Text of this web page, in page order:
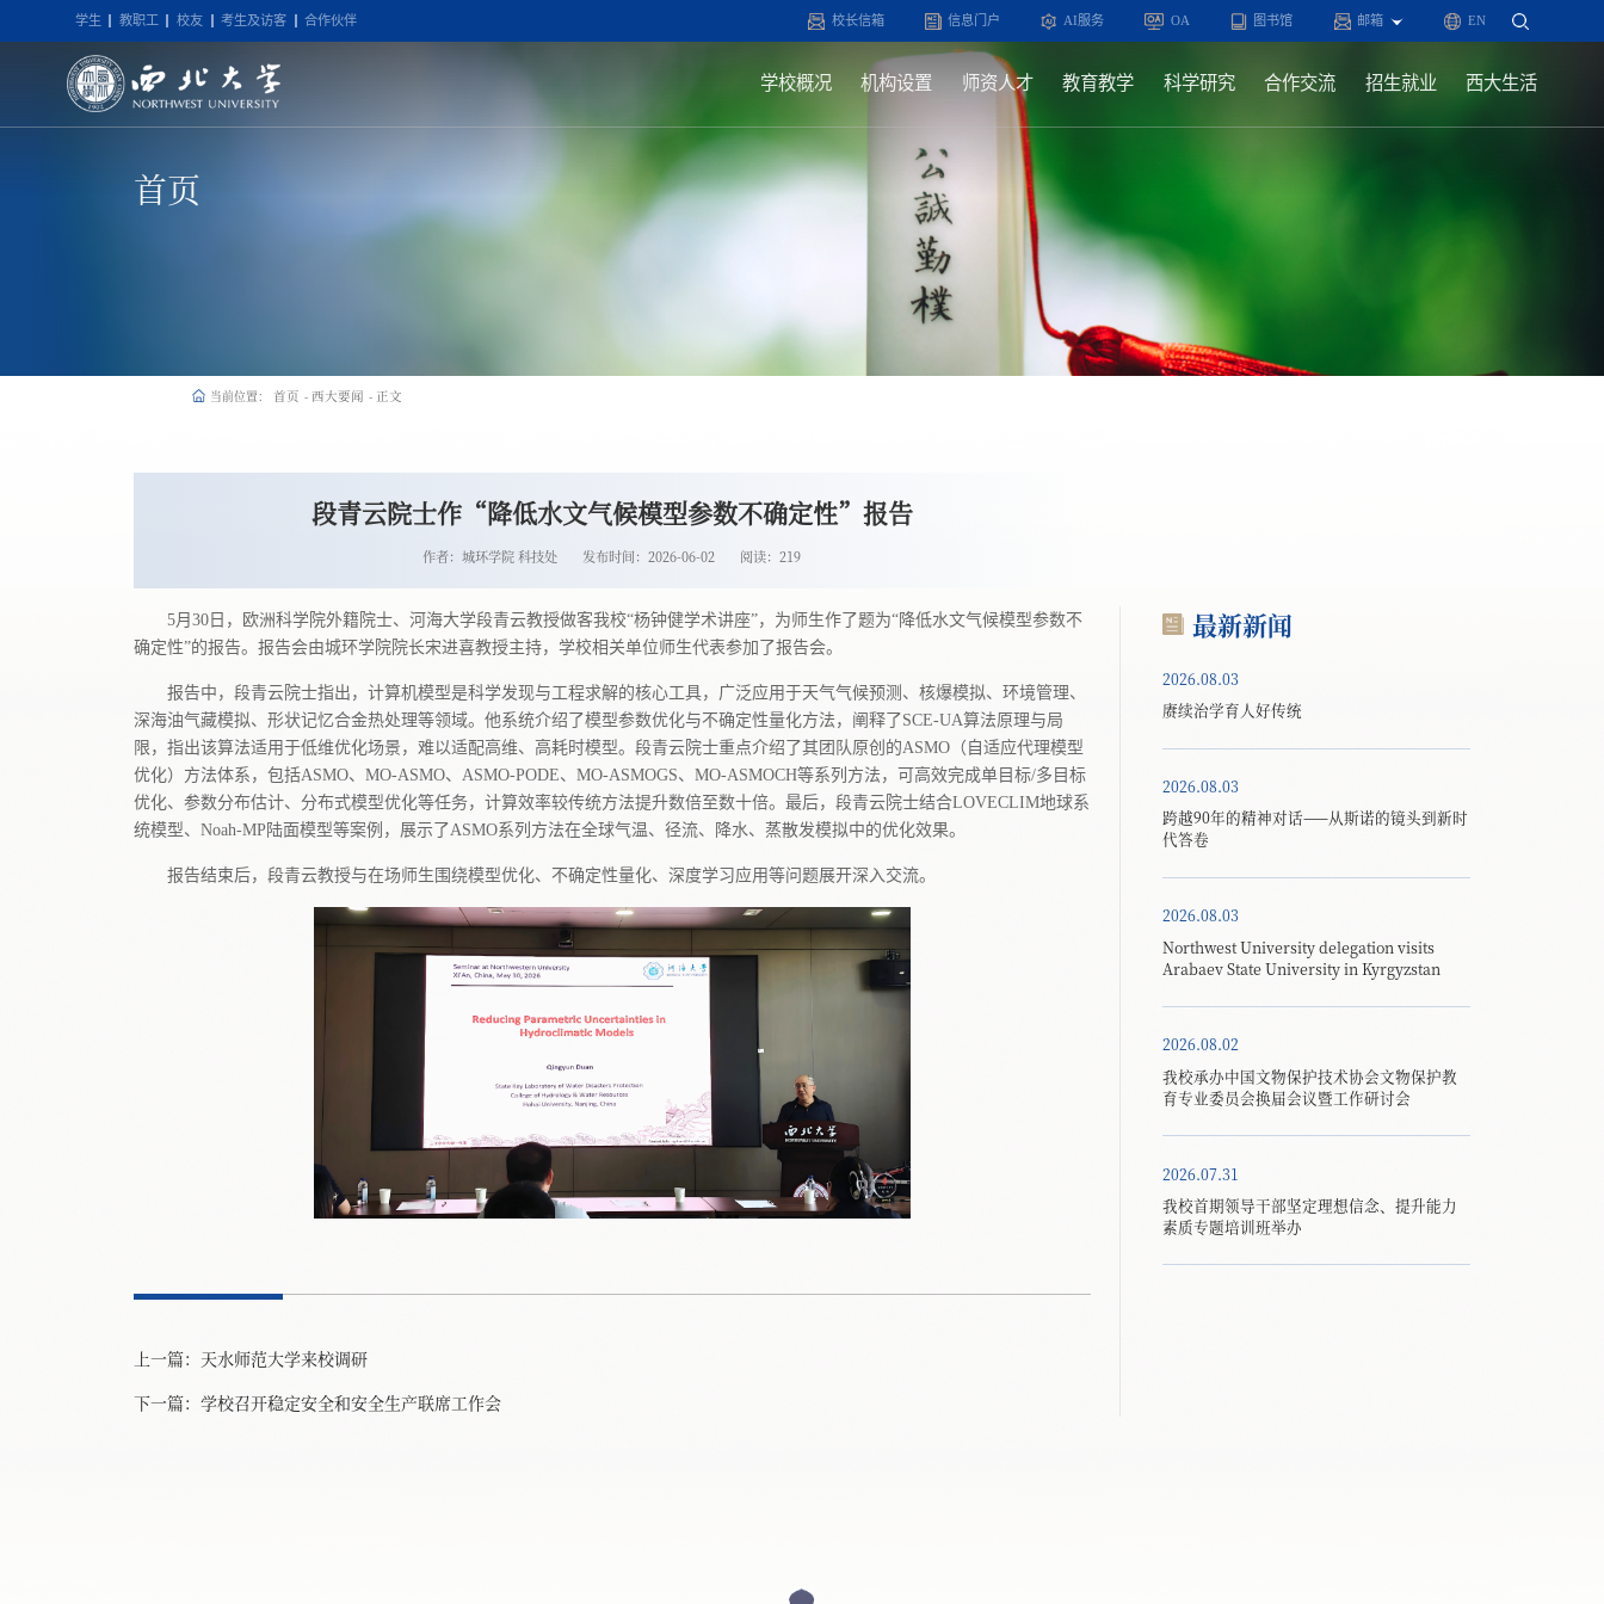
学生 教职工 校友 考生及访客 合作伙伴 校长信箱 信息门户 AI服务 OA 图书馆 邮箱 EN
学校概况 机构设置 师资人才 教育教学 科学研究 合作交流 招生就业 西大生活
首页
当前位置： 首页 - 西大要闻 - 正文
段青云院士作“降低水文气候模型参数不确定性”报告
作者：城环学院 科技处 发布时间：2026-06-02 阅读：219
5月30日，欧洲科学院外籍院士、河海大学段青云教授做客我校“杨钟健学术讲座”，为师生作了题为“降低水文气候模型参数不
确定性”的报告。报告会由城环学院院长宋进喜教授主持，学校相关单位师生代表参加了报告会。
报告中，段青云院士指出，计算机模型是科学发现与工程求解的核心工具，广泛应用于天气气候预测、核爆模拟、环境管理、
深海油气藏模拟、形状记忆合金热处理等领域。他系统介绍了模型参数优化与不确定性量化方法，阐释了SCE‑UA算法原理与局
限，指出该算法适用于低维优化场景，难以适配高维、高耗时模型。段青云院士重点介绍了其团队原创的ASMO（自适应代理模型
优化）方法体系，包括ASMO、MO‑ASMO、ASMO‑PODE、MO‑ASMOGS、MO‑ASMOCH等系列方法，可高效完成单目标/多目标
优化、参数分布估计、分布式模型优化等任务，计算效率较传统方法提升数倍至数十倍。最后，段青云院士结合LOVECLIM地球系
统模型、Noah‑MP陆面模型等案例，展示了ASMO系列方法在全球气温、径流、降水、蒸散发模拟中的优化效果。
报告结束后，段青云教授与在场师生围绕模型优化、不确定性量化、深度学习应用等问题展开深入交流。
上一篇： 天水师范大学来校调研
下一篇： 学校召开稳定安全和安全生产联席工作会
最新新闻
2026.08.03
赓续治学育人好传统
2026.08.03
跨越90年的精神对话——从斯诺的镜头到新时
代答卷
2026.08.03
Northwest University delegation visits
Arabaev State University in Kyrgyzstan
2026.08.02
我校承办中国文物保护技术协会文物保护教
育专业委员会换届会议暨工作研讨会
2026.07.31
我校首期领导干部坚定理想信念、提升能力
素质专题培训班举办